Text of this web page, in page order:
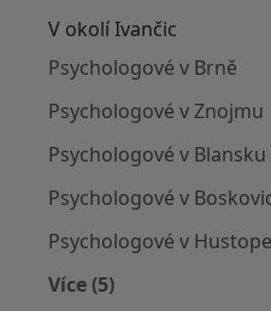
V okolí Ivančic
Psychologové v Brně
Psychologové v Znojmu
Psychologové v Blansku
Psychologové v
Psychologové v
Více (5)